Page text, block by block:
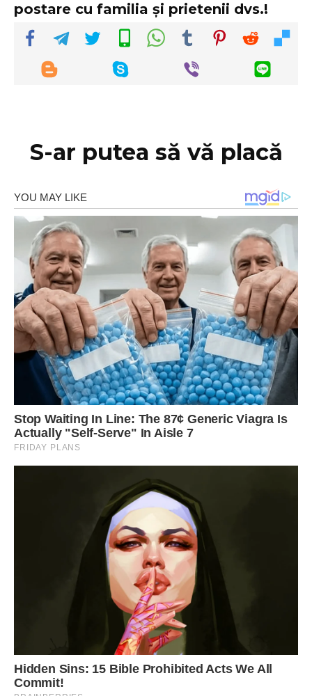
postare cu familia și prietenii dvs.!
S-ar putea să vă placă